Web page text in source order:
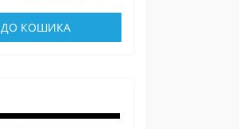
ДО КОШИКА